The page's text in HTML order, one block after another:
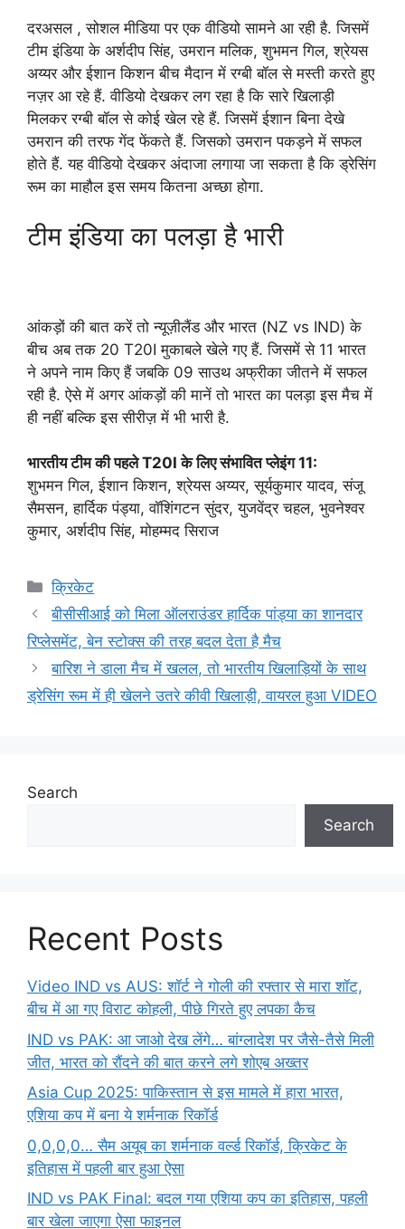
दरअसल , सोशल मीडिया पर एक वीडियो सामने आ रही है. जिसमें
टीम इंडिया के अर्शदीप सिंह, उमरान मलिक, शुभमन गिल, श्रेयस
अय्यर और ईशान किशन बीच मैदान में रग्बी बॉल से मस्ती करते हुए
नज़र आ रहे हैं. वीडियो देखकर लग रहा है कि सारे खिलाड़ी
मिलकर रग्बी बॉल से कोई खेल रहे हैं. जिसमें ईशान बिना देखे
उमरान की तरफ गेंद फेंकते हैं. जिसको उमरान पकड़ने में सफल
होते हैं. यह वीडियो देखकर अंदाजा लगाया जा सकता है कि ड्रेसिंग
रूम का माहौल इस समय कितना अच्छा होगा.
टीम इंडिया का पलड़ा है भारी
आंकड़ों की बात करें तो न्यूज़ीलैंड और भारत (NZ vs IND) के
बीच अब तक 20 T20I मुकाबले खेले गए हैं. जिसमें से 11 भारत
ने अपने नाम किए हैं जबकि 09 साउथ अफ्रीका जीतने में सफल
रही है. ऐसे में अगर आंकड़ों की मानें तो भारत का पलड़ा इस मैच में
ही नहीं बल्कि इस सीरीज़ में भी भारी है.
भारतीय टीम की पहले T20I के लिए संभावित प्लेइंग 11:
शुभमन गिल, ईशान किशन, श्रेयस अय्यर, सूर्यकुमार यादव, संजू
सैमसन, हार्दिक पंड्या, वॉशिंगटन सुंदर, युजवेंद्र चहल, भुवनेश्वर
कुमार, अर्शदीप सिंह, मोहम्मद सिराज
Categories
क्रिकेट
बीसीसीआई को मिला ऑलराउंडर हार्दिक पांड्या का शानदार
रिप्लेसमेंट, बेन स्टोक्स की तरह बदल देता है मैच
बारिश ने डाला मैच में खलल, तो भारतीय खिलाड़ियों के साथ
ड्रेसिंग रूम में ही खेलने उतरे कीवी खिलाड़ी, वायरल हुआ VIDEO
Search
Search
Recent Posts
Video IND vs AUS: शॉर्ट ने गोली की रफ्तार से मारा शॉट,
बीच में आ गए विराट कोहली, पीछे गिरते हुए लपका कैच
IND vs PAK: आ जाओ देख लेंगे… बांग्लादेश पर जैसे-तैसे मिली
जीत, भारत को रौंदने की बात करने लगे शोएब अख्तर
Asia Cup 2025: पाकिस्तान से इस मामले में हारा भारत,
एशिया कप में बना ये शर्मनाक रिकॉर्ड
0,0,0,0… सैम अयूब का शर्मनाक वर्ल्ड रिकॉर्ड, क्रिकेट के
इतिहास में पहली बार हुआ ऐसा
IND vs PAK Final: बदल गया एशिया कप का इतिहास, पहली
बार खेला जाएगा ऐसा फाइनल